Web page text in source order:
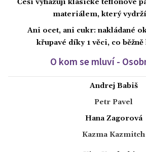
Češi vyhazují klasické teflonové
materiálem, který
Ani ocet, ani cukr: nakládané
křupavé díky 1 věci, co
O kom se mluví -
Andrej Babiš
Petr Pavel
Hana Zagorová
Kazma Kazmitch